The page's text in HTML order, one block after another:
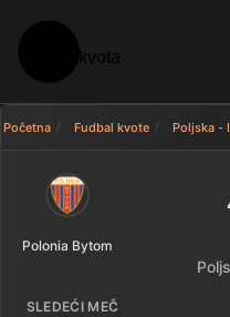
Početna Fudbal kvote Poljska -
Polonia
Polonia Bytom
SLEDEĆI MEČ